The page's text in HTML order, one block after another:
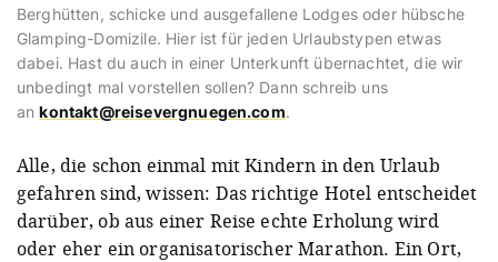
Berghütten, schicke und ausgefallene Lodges oder hübsche
Glamping-Domizile. Hier ist für jeden Urlaubstypen etwas
dabei. Hast du auch in einer Unterkunft übernachtet, die wir
unbedingt mal vorstellen sollen? Dann schreib uns
ankontakt@reisevergnuegen.com.
Alle, die schon einmal mit Kindern in den Urlaub
gefahren sind, wissen: Das richtige Hotel entscheidet
darüber, ob aus einer Reise echte Erholung wird
oder eher ein organisatorischer Marathon. Ein Ort,